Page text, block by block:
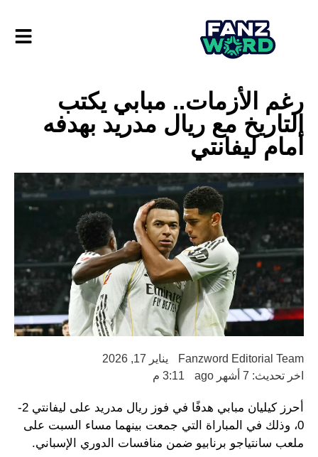
رغم الأزمات.. مبابي يكتب
التاريخ مع ريال مدريد بهدفه
أمام ليفانتي
Fanzword Editorial Team
يناير 17, 2026
اخر تحديث: 7 أشهر ago
3:11 م
أحرز كيليان مبابي هدفًا في فوز ريال مدريد على ليفانتي 2-
0، وذلك في المباراة التي جمعت بينهما مساء السبت على
ملعب سانتياجو برنابيو ضمن منافسات الدوري الإسباني.